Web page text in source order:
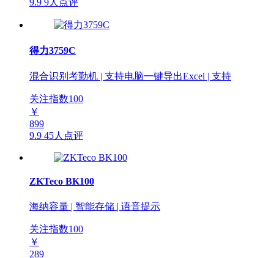
得力3759C
混合识别考勤机 | 支持电脑一键导出Excel | 支持
关注指数100
￥
899
9.9 45人点评
ZKTeco BK100
海纳容量 | 智能存储 | 语音提示
关注指数100
￥
289